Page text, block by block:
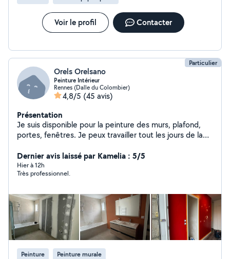
Voir le profil Contacter
Particulier
Orels Orelsano
Peinture Intérieur
Rennes (Dalle du Colombier)
4,8/5 (45 avis)
Présentation
Je suis disponible pour la peinture des murs, plafond,
portes, fenêtres. Je peux travailler tout les jours de la
Dernier avis laissé par Kamelia : 5/5
Hier à 12h
Très professionnel.
Peinture Peinture murale